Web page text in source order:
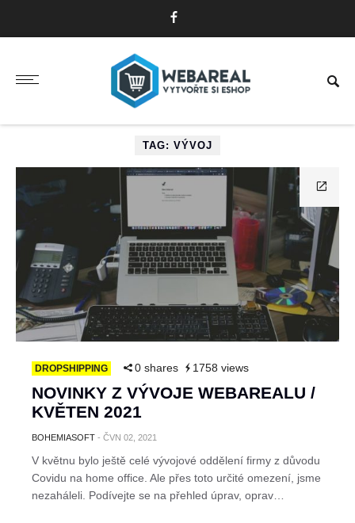
TAG: VÝVOJ
DROPSHIPPING 0 shares 1758 views
NOVINKY Z VÝVOJE WEBAREALU /
KVĚTEN 2021
BOHEMIASOFT - ČVN 02, 2021
V květnu bylo ještě celé vývojové oddělení firmy z důvodu
Covidu na home office. Ale přes toto určité omezení, jsme
nezaháleli. Podívejte se na přehled úprav, oprav…